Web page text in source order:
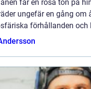
får en rosa ton på
ungefär en gång om
förhållanden och